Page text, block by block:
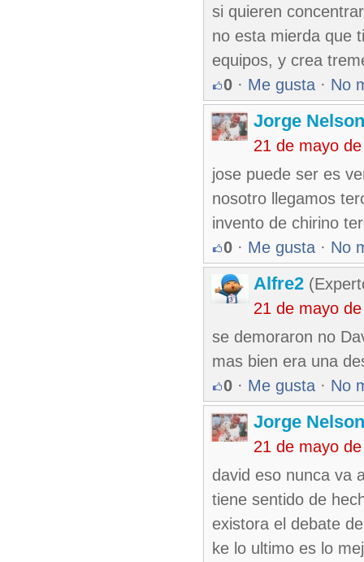
si quieren
no esta mierda que
equipos, y crea
0 · Me gusta · No
Jorge
21 de mayo
jose puede ser es
nosotro llegamos
invento de chirino
0 · Me gusta · No
Alfre2
21 de mayo
se demoraron no
mas bien era una
0 · Me gusta · No
Jorge
21 de mayo
david eso nunca va
tiene sentido de
existora el debate
ke lo ultimo es lo